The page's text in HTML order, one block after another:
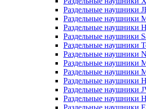
Раздельные наушники
Раздельные наушники
Раздельные наушники
Раздельные наушники
Раздельные наушники
Раздельные наушники
Раздельные наушники
Раздельные наушники
Раздельные наушники
Раздельные наушники
Раздельные наушники
Раздельные наушники